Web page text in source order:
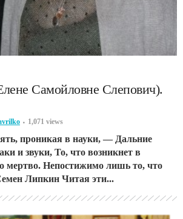
Самойловне Слепович).
1,071 views
проникая в науки, — Дальние
и звуки, То, что возникнет в
мертво. Непостижимо лишь то, что
Липкин Читая эти...